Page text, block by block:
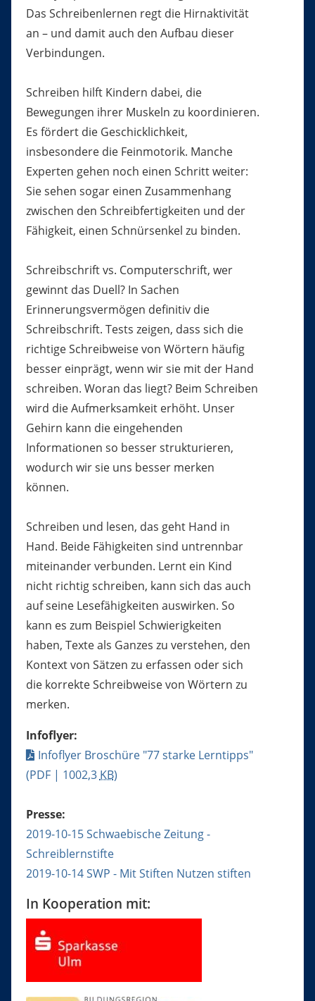
Das Schreibenlernen regt die Hirnaktivität
an – und damit auch den Aufbau dieser
Verbindungen.
Schreiben hilft Kindern dabei, die
Bewegungen ihrer Muskeln zu koordinieren.
Es fördert die Geschicklichkeit,
insbesondere die Feinmotorik. Manche
Experten gehen noch einen Schritt weiter:
Sie sehen sogar einen Zusammenhang
zwischen den Schreibfertigkeiten und der
Fähigkeit, einen Schnürsenkel zu binden.
Schreibschrift vs. Computerschrift, wer
gewinnt das Duell? In Sachen
Erinnerungsvermögen definitiv die
Schreibschrift. Tests zeigen, dass sich die
richtige Schreibweise von Wörtern häufig
besser einprägt, wenn wir sie mit der Hand
schreiben. Woran das liegt? Beim Schreiben
wird die Aufmerksamkeit erhöht. Unser
Gehirn kann die eingehenden
Informationen so besser strukturieren,
wodurch wir sie uns besser merken
können.
Schreiben und lesen, das geht Hand in
Hand. Beide Fähigkeiten sind untrennbar
miteinander verbunden. Lernt ein Kind
nicht richtig schreiben, kann sich das auch
auf seine Lesefähigkeiten auswirken. So
kann es zum Beispiel Schwierigkeiten
haben, Texte als Ganzes zu verstehen, den
Kontext von Sätzen zu erfassen oder sich
die korrekte Schreibweise von Wörtern zu
merken.
Infoflyer:
Infoflyer Broschüre "77 starke Lerntipps"
(PDF | 1002,3 KB)
Presse:
2019-10-15 Schwaebische Zeitung -
Schreiblernstifte
2019-10-14 SWP - Mit Stiften Nutzen stiften
In Kooperation mit: